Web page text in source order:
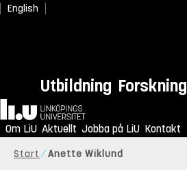
English
Utbildning Forskning
Hem
Om LiU Aktuellt Jobba på LiU Kontakt
Start Anette Wiklund